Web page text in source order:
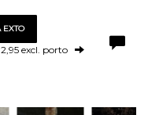
EXTO
excl. porto